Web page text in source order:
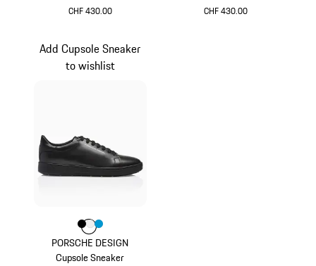
CHF 430.00 CHF 430.00
PORSCHE DESIGN
Cupsole Sneaker
Add Cupsole Sneaker
to wishlist
Colore
Colore
ColoreColore